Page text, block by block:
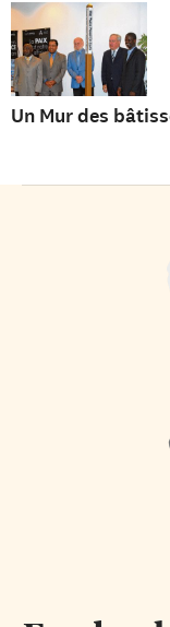
Un Mur des